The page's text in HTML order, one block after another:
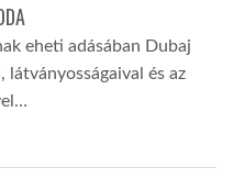
eheti adásában Dubaj
látványosságaival és az